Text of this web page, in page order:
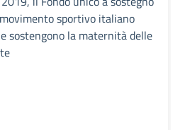
sportivo italiano
sostengono la maternità delle